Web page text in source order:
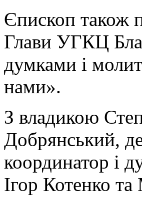
Єпископ також
Глави УГКЦ
думками і
нами».
З владикою
Добрянський,
координатор і
Ігор Котенко